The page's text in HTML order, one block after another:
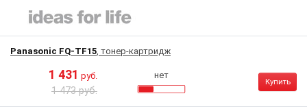
Panasonic FQ-TF15, тонер-картридж
1 431 руб.
1 473 руб.
нет
Купить